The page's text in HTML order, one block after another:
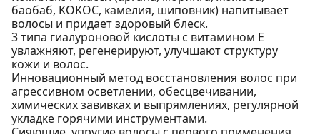
баобаб, KOKOC, камелия, шиповник) напитывает
волосы и придает здоровый блеск.
3 типа гиалуроновой кислоты с витамином Е
увлажняют, регенерируют, улучшают структуру
кожи и волос.
Инновационный метод восстановления волос при
агрессивном осветлении, обесцвечивании,
химических завивках и выпрямлениях, регулярной
укладке горячими инструментами.